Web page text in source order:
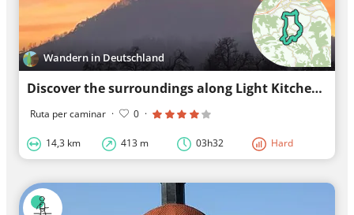
Wandern in Deutschland
Discover the surroundings along Light Kitchens
Ruta per caminar · 0 ·
14,3 km 413 m 03h32 Hard